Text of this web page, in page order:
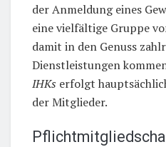
der Anmeldung eines
eine vielfältige Gruppe
damit in den Genuss
Dienstleistungen
IHKs erfolgt
der Mitglieder.